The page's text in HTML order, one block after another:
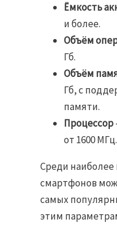
Ёмкость
и более.
Объём
Гб.
Объём
Гб, с
памяти.
Процессор ­
от 1600 МГц.
Среди
смартфонов
самых
этим